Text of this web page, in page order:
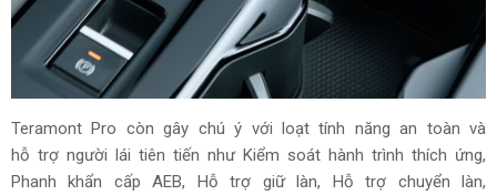
mẽ trên địa hình khó và tối ưu tiêu thụ nhiên liệu khi đi
đường trường. Xe hỗ trợ 6 chế độ lái linh hoạt, dễ điều
khiển thông qua công tắc xoay hoặc màn hình trung tâm.